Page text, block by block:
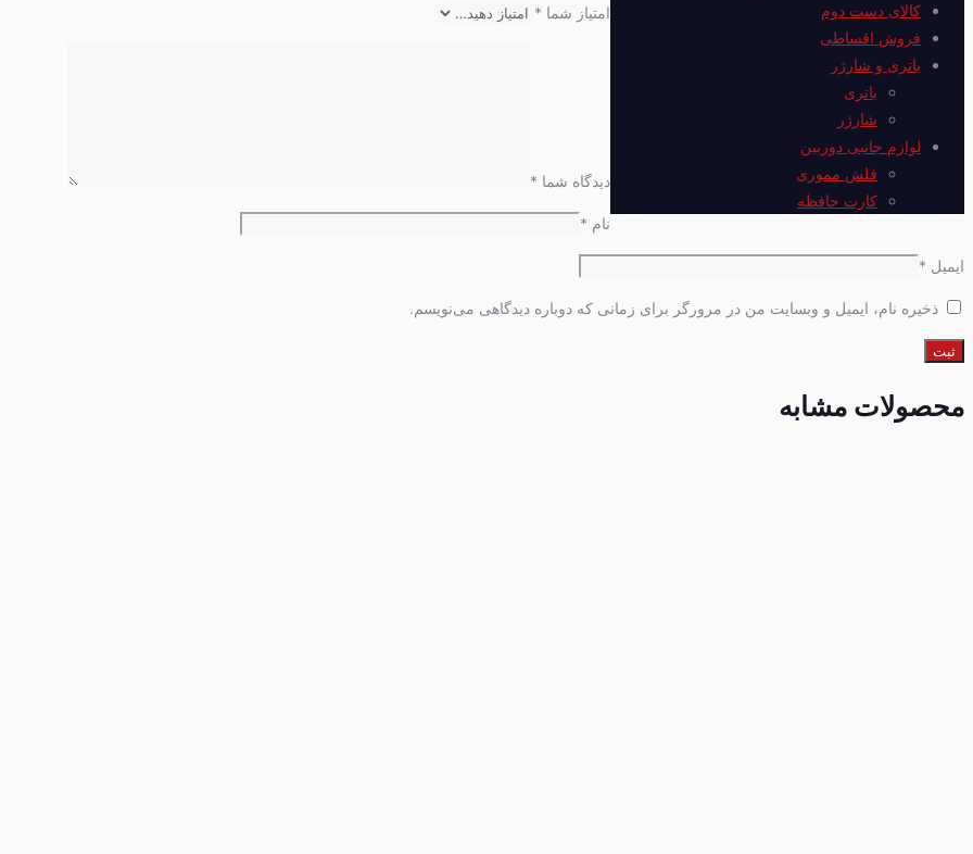
کالای دست دوم
فروش اقساطی
باتری و شارژر
باتری
شارژر
لوازم جانبی دوربین
فلش مموری
کارت حافظه
امتیاز شما *
دیدگاه شما *
نام *
ایمیل *
ذخیره نام، ایمیل و وبسایت من در مرورگر برای زمانی که دوباره دیدگاهی می‌نویسم.
محصولات مشابه